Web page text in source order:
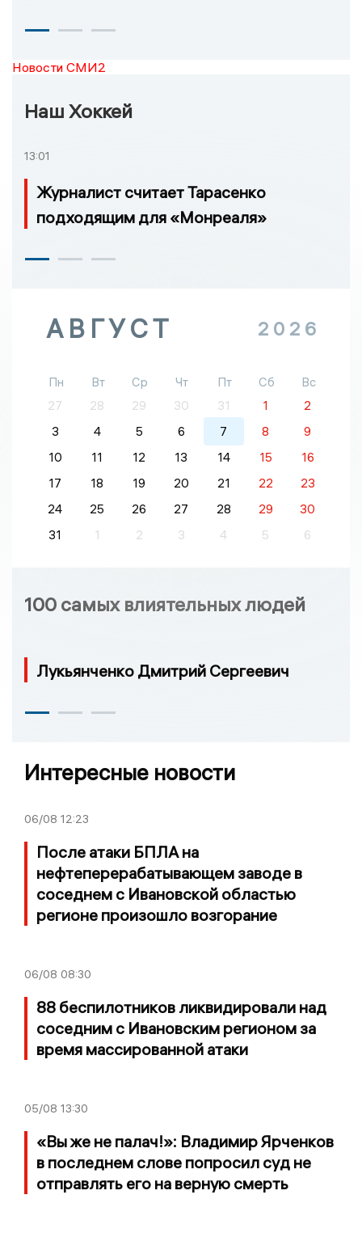
Новости СМИ2
Наш Хоккей
13:01
Журналист считает Тарасенко
подходящим для «Монреаля»
АВГУСТ 2026
Пн Вт Ср Чт Пт Сб
Вс
27
28 29 30 31 1
2
3
4 5 6 7 8
9
10
11 12 13 14 15
16
17
18 19 20 21 22
23
24
25 26 27 28 29
30
31
1 2 3 4 5 6
100 самых влиятельных людей
Лукьянченко Дмитрий Сергеевич
Интересные новости
06/08 12:23
После атаки БПЛА на
нефтеперерабатывающем заводе в
соседнем с Ивановской областью
регионе произошло возгорание
06/08 08:30
88 беспилотников ликвидировали над
соседним с Ивановским регионом за
время массированной атаки
05/08 13:30
«Вы же не палач!»: Владимир Ярченков
в последнем слове попросил суд не
отправлять его на верную смерть